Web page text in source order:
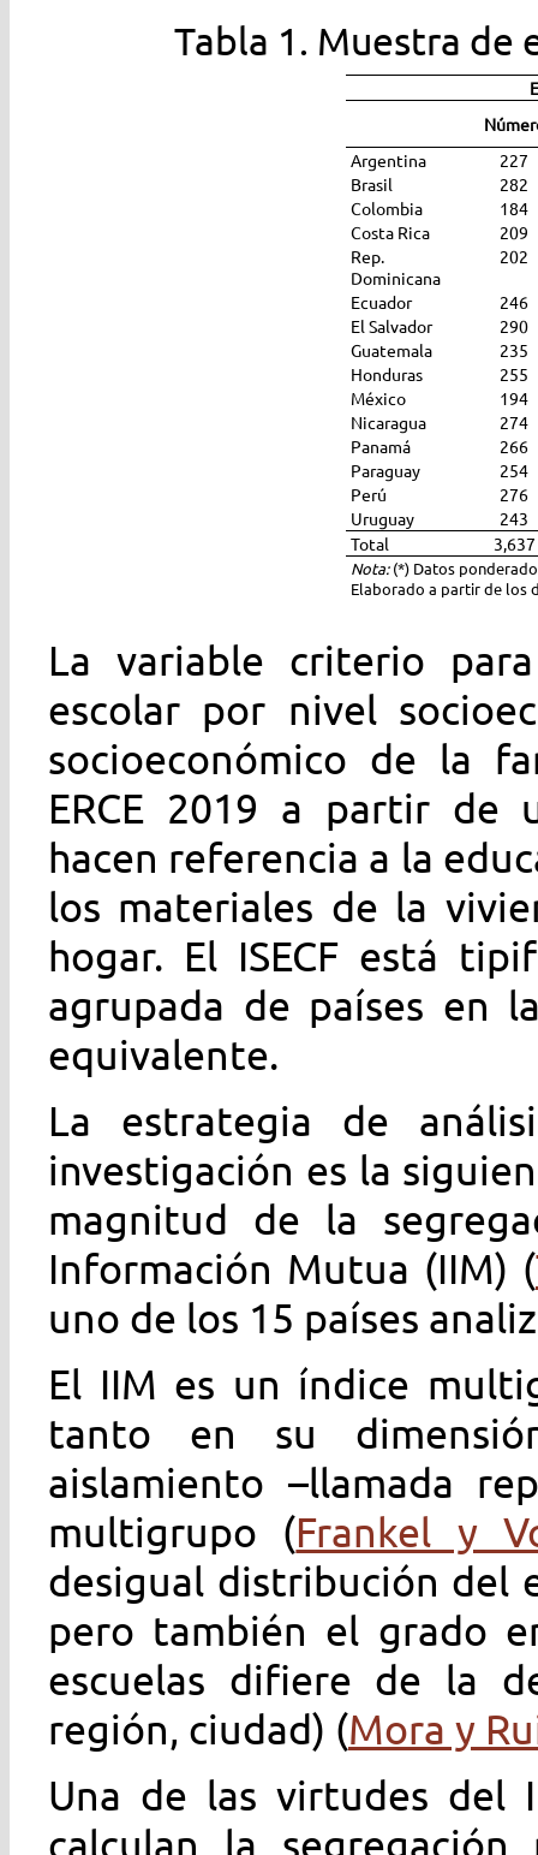
Tabla 1. Muestra de
Argentina
227
Brasil
282
Colombia
184
Costa Rica
209
Rep.
Dominicana
202
Ecuador
246
El Salvador
290
Guatemala
235
Honduras
255
México
194
Nicaragua
274
Panamá
266
Paraguay
254
Perú
276
Uruguay
243
Total
3,637
Nota:(*) Datos
Elaborado a partir de los
La variable criterio
escolar por nivel
socioeconómico de la
ERCE 2019 a partir de
hacen referencia a la
los materiales de la
hogar. El ISECF está
agrupada de países en
equivalente.
La estrategia de
investigación es la
magnitud de la
Información Mutua (IIM) (
uno de los 15 países
El IIM es un índice
tanto en su
aislamiento –llamada
multigrupo (Frankel y
desigual distribución del
pero también el grado
escuelas difiere de la
región, ciudad) (Mora y
Una de las virtudes del
calculan la